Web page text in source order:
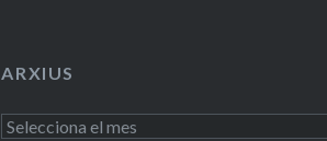
ARXIUS
Arxius